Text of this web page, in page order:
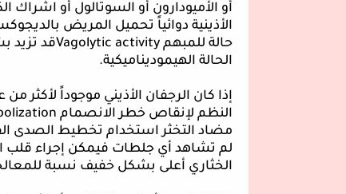
أو الأميودارون أو السوتالول أو
الأذينية دوائياً تحميل المريض
حالة للمبهم
Vagolytic activity
قد تزيد
الحالة الهيموديناميكية.
إذا كان الرجفان الأذيني موجوداً
النظم لإنقاص خطر الانصمام
مضاد التخثر استخدام تخطيط الصدى
لم تشاهد أي جلطات فيمكن إجراء قلب
الخثاري أعلى بشكل خفيف نسبة